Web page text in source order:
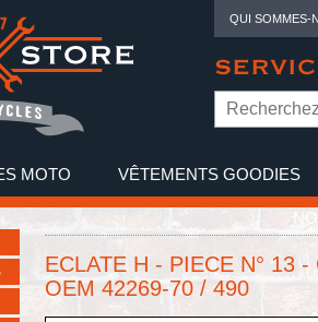
QUI SOMMES-
MOTO VÊTEMENTS GOODIES
ECLATE H - PIECE N° 13
OEM 42269-70 / 490